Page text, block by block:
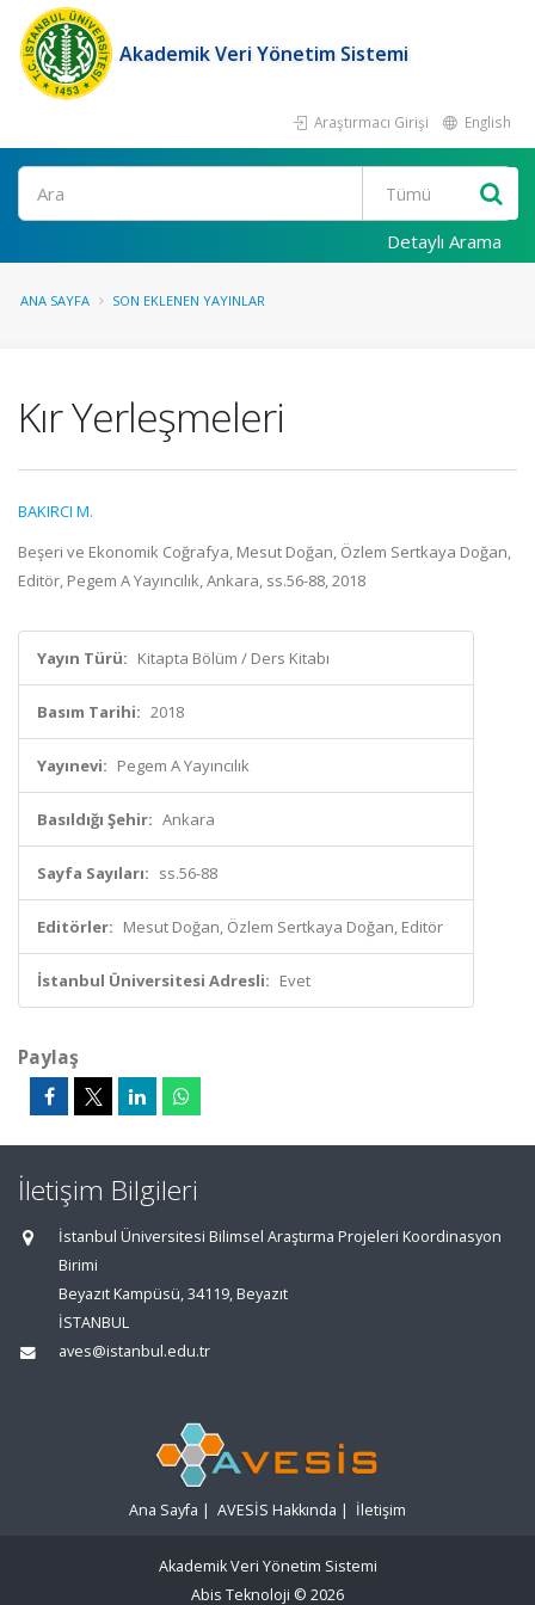
Akademik Veri Yönetim Sistemi
Araştırmacı Girişi English
Ara
Detaylı Arama
ANA SAYFA SON EKLENEN YAYINLAR
Kır Yerleşmeleri
BAKIRCI M.
Beşeri ve Ekonomik Coğrafya, Mesut Doğan, Özlem Sertkaya Doğan,
Editör, Pegem A Yayıncılık, Ankara, ss.56-88, 2018
Yayın Türü: Kitapta Bölüm / Ders Kitabı
Basım Tarihi: 2018
Yayınevi: Pegem A Yayıncılık
Basıldığı Şehir: Ankara
Sayfa Sayıları: ss.56-88
Editörler: Mesut Doğan, Özlem Sertkaya Doğan, Editör
İstanbul Üniversitesi Adresli: Evet
Paylaş
İletişim Bilgileri
İstanbul Üniversitesi Bilimsel Araştırma Projeleri Koordinasyon
Birimi
Beyazıt Kampüsü, 34119, Beyazıt
İSTANBUL
aves@istanbul.edu.tr
Ana Sayfa | AVESİS Hakkında | İletişim
Akademik Veri Yönetim Sistemi
Abis Teknoloji © 2026